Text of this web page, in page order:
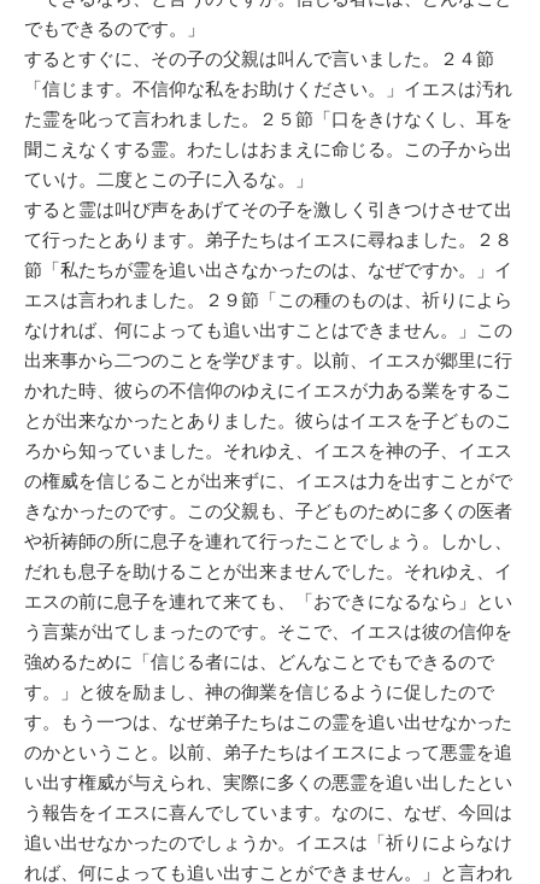
でもできるのです。」
するとすぐに、その子の父親は叫んで言いました。２４節
「信じます。不信仰な私をお助けください。」イエスは汚れ
た霊を叱って言われました。２５節「口をきけなくし、耳を
聞こえなくする霊。わたしはおまえに命じる。この子から出
ていけ。二度とこの子に入るな。」
すると霊は叫び声をあげてその子を激しく引きつけさせて出
て行ったとあります。弟子たちはイエスに尋ねました。２８
節「私たちが霊を追い出さなかったのは、なぜですか。」イ
エスは言われました。２９節「この種のものは、祈りによら
なければ、何によっても追い出すことはできません。」この
出来事から二つのことを学びます。以前、イエスが郷里に行
かれた時、彼らの不信仰のゆえにイエスが力ある業をするこ
とが出来なかったとありました。彼らはイエスを子どものこ
ろから知っていました。それゆえ、イエスを神の子、イエス
の権威を信じることが出来ずに、イエスは力を出すことがで
きなかったのです。この父親も、子どものために多くの医者
や祈祷師の所に息子を連れて行ったことでしょう。しかし、
だれも息子を助けることが出来ませんでした。それゆえ、イ
エスの前に息子を連れて来ても、「おできになるなら」とい
う言葉が出てしまったのです。そこで、イエスは彼の信仰を
強めるために「信じる者には、どんなことでもできるので
す。」と彼を励まし、神の御業を信じるように促したので
す。もう一つは、なぜ弟子たちはこの霊を追い出せなかった
のかということ。以前、弟子たちはイエスによって悪霊を追
い出す権威が与えられ、実際に多くの悪霊を追い出したとい
う報告をイエスに喜んでしています。なのに、なぜ、今回は
追い出せなかったのでしょうか。イエスは「祈りによらなけ
れば、何によっても追い出すことができません。」と言われ